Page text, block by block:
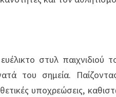
στυλ παιχνιδιού
του σημεία.
υποχρεώσεις,